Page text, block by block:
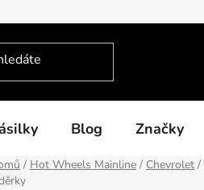
Blog Značky
/ Hot Wheels Mainline / Chevrolet /